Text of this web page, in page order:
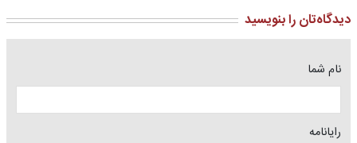
دیدگاه‌تان را بنویسید
نام شما
رایانامه